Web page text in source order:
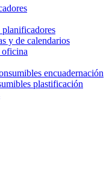
planificadores
y de calendarios
oficina
encuadernación
plastificación